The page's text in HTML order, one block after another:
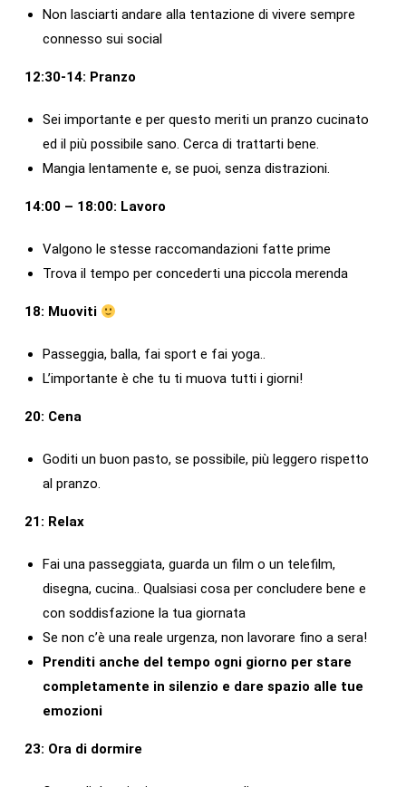
Non lasciarti andare alla tentazione di vivere sempre
connesso sui social
12:30-14: Pranzo
Sei importante e per questo meriti un pranzo cucinato
ed il più possibile sano. Cerca di trattarti bene.
Mangia lentamente e, se puoi, senza distrazioni.
14:00 – 18:00: Lavoro
Valgono le stesse raccomandazioni fatte prime
Trova il tempo per concederti una piccola merenda
18: Muoviti
Passeggia, balla, fai sport e fai yoga..
L’importante è che tu ti muova tutti i giorni!
20: Cena
Goditi un buon pasto, se possibile, più leggero rispetto
al pranzo.
21: Relax
Fai una passeggiata, guarda un film o un telefilm,
disegna, cucina.. Qualsiasi cosa per concludere bene e
con soddisfazione la tua giornata
Se non c’è una reale urgenza, non lavorare fino a sera!
Prenditi anche del tempo ogni giorno per stare
completamente in silenzio e dare spazio alle tue
emozioni
23: Ora di dormire